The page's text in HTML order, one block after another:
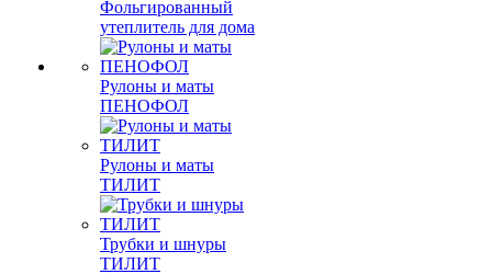
Фольгированный
утеплитель для дома
Рулоны и маты
ПЕНОФОЛ
Рулоны и маты
ТИЛИТ
Трубки и шнуры
ТИЛИТ